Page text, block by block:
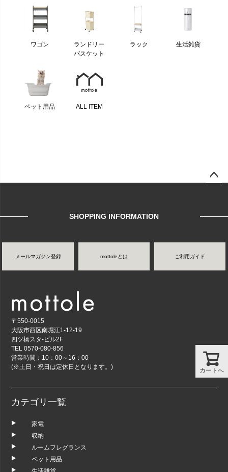
ワゴン
ランドリー
バスケット
ラック 生活雑貨
ペット用品 ALL ITEM
カートへ
SHOPPING INFORMATION
メールマガジン登録 mottoleとは ご利用ガイド
〒550-0015
大阪市西区南堀江1-12-19
四ツ橋スタ-ビル2F
TEL 0570-080-856
営業時間：10：00～16：00
(※土日・祝日は定休日となります。)
カテゴリ一覧
家電
収納
ルームフレグランス
ペット用品